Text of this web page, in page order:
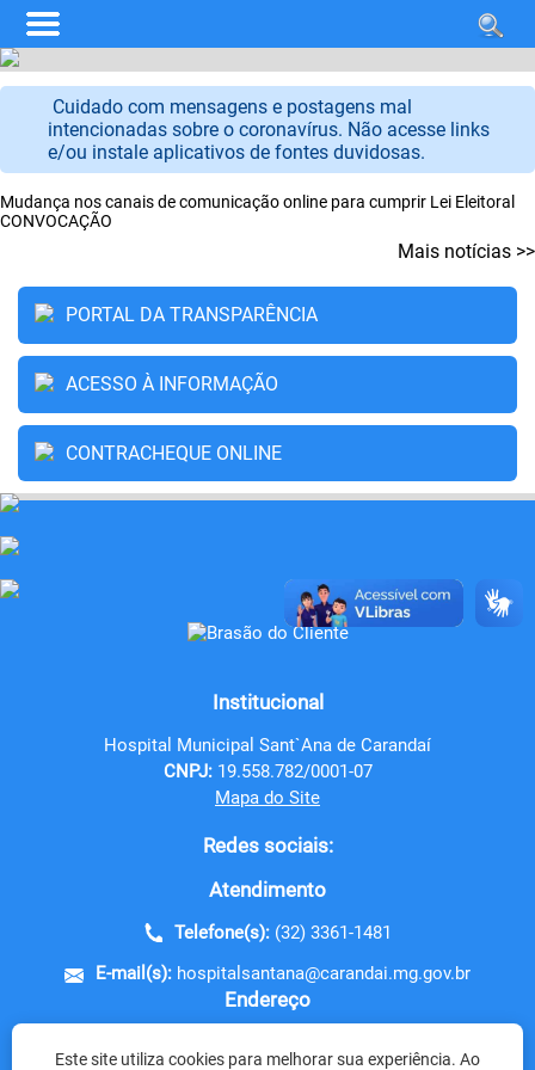
Cuidado com mensagens e postagens mal
intencionadas sobre o coronavírus. Não acesse links
e/ou instale aplicativos de fontes duvidosas.
Mudança nos canais de comunicação online para cumprir Lei Eleitoral
CONVOCAÇÃO
Mais notícias >>
PORTAL DA TRANSPARÊNCIA
ACESSO À INFORMAÇÃO
CONTRACHEQUE ONLINE
Institucional
Hospital Municipal Sant`Ana de Carandaí
CNPJ: 19.558.782/0001-07
Mapa do Site
Redes sociais:
Atendimento
Telefone(s): (32) 3361-1481
E-mail(s): hospitalsantana@carandai.mg.gov.br
Endereço
Este site utiliza cookies para melhorar sua experiência. Ao